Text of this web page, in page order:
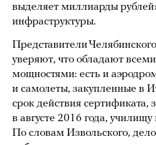
выделяет миллиарды
инфраструктуры.
Представители
уверяют, что обладают
мощностями: есть и
и самолеты, закупленные в
срок действия сертификата,
в августе 2016 года,
По словам Извольского,